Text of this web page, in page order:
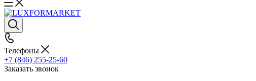
Телефоны
+7 (846) 255-25-60
Заказать звонок